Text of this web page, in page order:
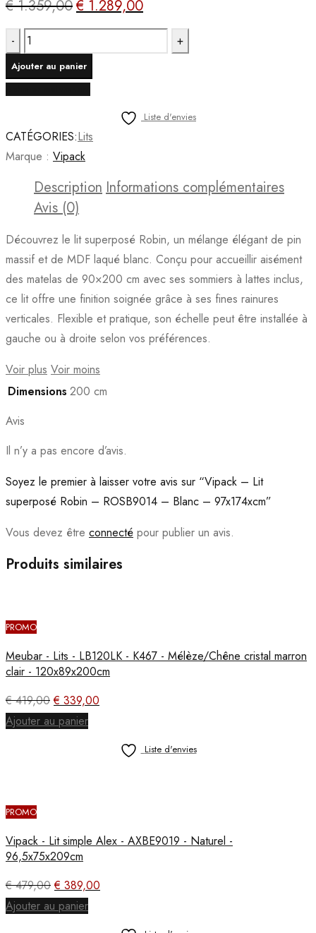
€1.359,00Le
prix
était :
€ 1.359,00.
€ 1.289,00Le
prix
quantité
de
Vipack
-
superposé
Robin
ROSB9014
Blanc
-
97x174xcm
Ajouter au panier
Liste d'envies
CATÉGORIES:Lits
Marque : Vipack
Description Informations complémentaires
Avis (0)
Découvrez le lit superposé Robin, un mélange élégant de pin
massif et de MDF laqué blanc. Conçu pour accueillir aisément
des matelas de 90×200 cm avec ses sommiers à lattes inclus,
ce lit offre une finition soignée grâce à ses fines rainures
verticales. Flexible et pratique, son échelle peut être installée à
gauche ou à droite selon vos préférences.
Voir plus Voir moins
Dimensions 200 cm
Avis
Il n’y a pas encore d’avis.
Soyez le premier à laisser votre avis sur “Vipack – Lit
superposé Robin – ROSB9014 – Blanc – 97x174xcm”
Vous devez être connecté pour publier un avis.
Produits similaires
PROMO
Meubar - Lits - LB120LK - K467 - Mélèze/Chêne cristal marron
clair - 120x89x200cm
€419,00Le
prix
initial
€ 339,00
€ 339,00.
Ajouter au panier
Liste d'envies
PROMO
Vipack - Lit simple Alex - AXBE9019 - Naturel -
96,5x75x209cm
€479,00Le
prix
initial
€ 389,00
Ajouter au panier